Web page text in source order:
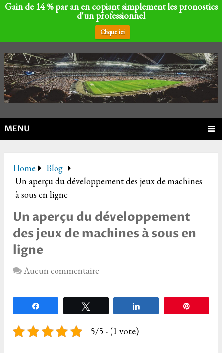
Gain de 14 % par an en copiant simplement les pronostics
d'un professionnel
Clique ici
MENU
Home
Blog
Un aperçu du développement des jeux de machines
à sous en ligne
Un aperçu du développement
des jeux de machines à sous en
ligne
Aucun commentaire
5/5 - (1 vote)